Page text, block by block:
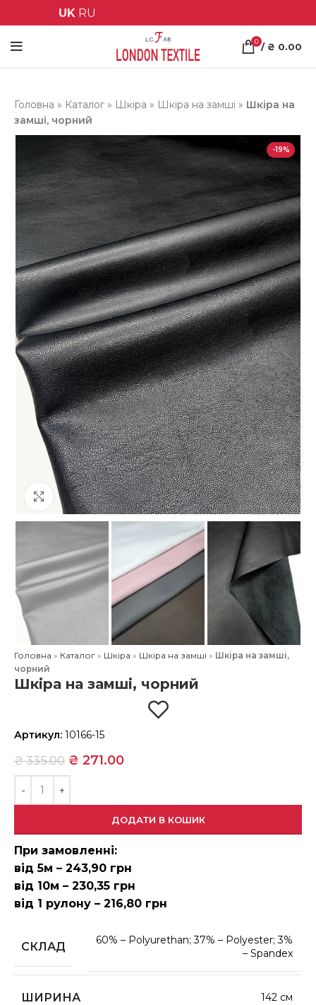
UK RU
0 / ₴ 0.00
Головна » Каталог » Шкіра » Шкіра на замші » Шкіра на
замші, чорний
-19%
Клацніть, щоб збільшити
Головна » Каталог » Шкіра » Шкіра на замші » Шкіра на замші,
чорний
Шкіра на замші, чорний
Артикул:10166-15
₴335.00 ₴ 271.00
ДОДАТИ В КОШИК
При замовленні:
від 5м – 243,90 грн
від 10м – 230,35 грн
від 1 рулону – 216,80 грн
СКЛАД
60% – Polyurethan; 37% – Polyester; 3%
– Spandex
ШИРИНА 142 см